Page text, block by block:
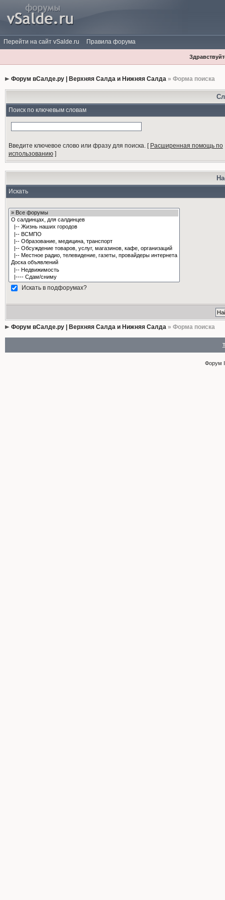
Перейти на сайт vSalde.ru Правила форума
Форум вСалде.ру | Верхняя Салда и Нижняя Салда» Форма поиска
Поиск по ключевым словам
Введите ключевое слово или фразу для поиска.[ Расширенная помощь по
использованию]
Искать
Искать в подфорумах?
Форум вСалде.ру | Верхняя Салда и Нижняя Салда» Форма поиска
Форум